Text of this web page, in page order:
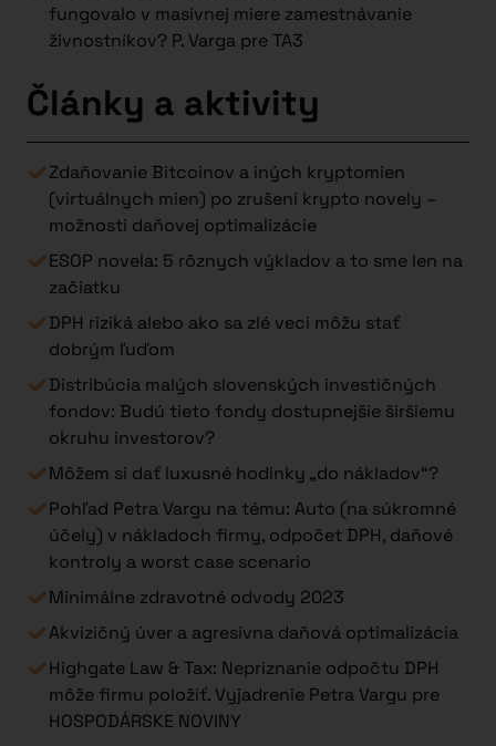
fungovalo v masívnej miere zamestnávanie
živnostníkov? P. Varga pre TA3
Články a aktivity
Zdaňovanie Bitcoinov a iných kryptomien
(virtuálnych mien) po zrušení krypto novely –
možnosti daňovej optimalizácie
ESOP novela: 5 rôznych výkladov a to sme len na
začiatku
DPH riziká alebo ako sa zlé veci môžu stať
dobrým ľuďom
Distribúcia malých slovenských investičných
fondov: Budú tieto fondy dostupnejšie širšiemu
okruhu investorov?
Môžem si dať luxusné hodinky „do nákladov“?
Pohľad Petra Vargu na tému: Auto (na súkromné
účely) v nákladoch firmy, odpočet DPH, daňové
kontroly a worst case scenario
Minimálne zdravotné odvody 2023
Akvizičný úver a agresívna daňová optimalizácia
Highgate Law & Tax: Nepriznanie odpočtu DPH
môže firmu položiť. Vyjadrenie Petra Vargu pre
HOSPODÁRSKE NOVINY